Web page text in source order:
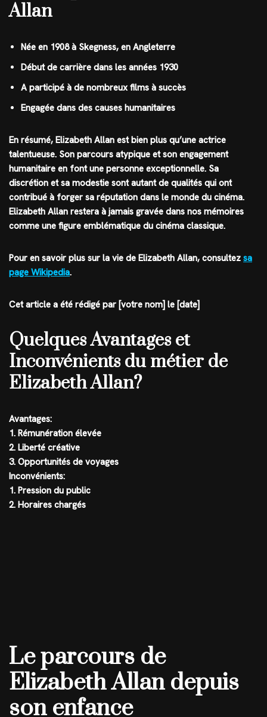
Allan
Née en 1908 à Skegness, en Angleterre
Début de carrière dans les années 1930
A participé à de nombreux films à succès
Engagée dans des causes humanitaires
En résumé, Elizabeth Allan est bien plus qu’une actrice
talentueuse. Son parcours atypique et son engagement
humanitaire en font une personne exceptionnelle. Sa
discrétion et sa modestie sont autant de qualités qui ont
contribué à forger sa réputation dans le monde du cinéma.
Elizabeth Allan restera à jamais gravée dans nos mémoires
comme une figure emblématique du cinéma classique.
Pour en savoir plus sur la vie de Elizabeth Allan, consultez sa
page Wikipedia.
Cet article a été rédigé par [votre nom] le [date]
Quelques Avantages et
Inconvénients du métier de
Elizabeth Allan?
Avantages:
1. Rémunération élevée
2. Liberté créative
3. Opportunités de voyages
Inconvénients:
1. Pression du public
2. Horaires chargés
Le parcours de
Elizabeth Allan depuis
son enfance